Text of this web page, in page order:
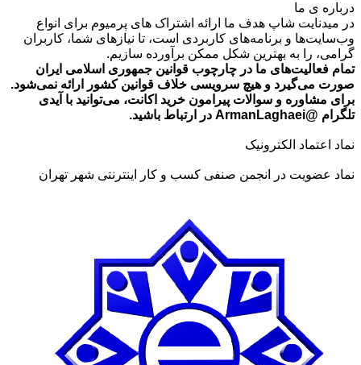
تا
تومان549,000
درباره ی ما
در میدنایت شاپ هدف ما ارائه اشتراک های پرمیوم برای انواع
وب‌سایت‌ها و برنامه‌های کاربردی است، تا نیازهای شما، کاربران
گرامی، را به بهترین شکل ممکن برآورده سازیم.
تمام فعالیت‌های ما در چارچوب قوانین جمهوری اسلامی ایران
صورت می‌گیرد و هیچ سرویسی خلاف قوانین کشور ارائه نمی‌شود.
برای مشاوره و سوالات پیرامون خرید اکانت، می‌توانید با آیدی
تلگرام @ArmanLaghaei در ارتباط باشید.
نماد اعتماد الکترونیک
نماد عضویت در انجمن صنفی کسب و کار اینترنتی شهر تهران